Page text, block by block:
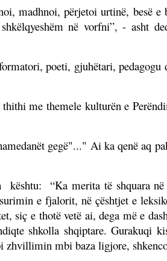
madhnoi, përjetoi urtinë, besë e
në vorfni”, - asht
poeti, gjuhëtari, pedagogu
me themele kulturën e
gegë"..." Ai ka qenë aq
kështu: “Ka merita të shquara
e fjalorit, në çështjet e
e thotë vetë ai, dega më e
shkolla shqiptare.
mbi baza ligjore,